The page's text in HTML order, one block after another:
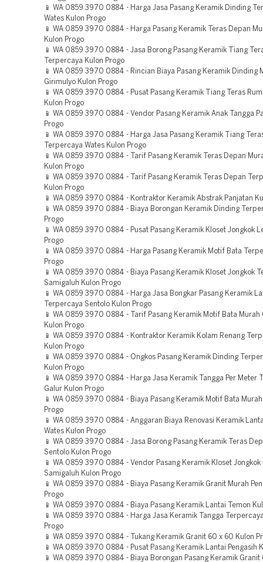
📱 WA 0859 3970 0884 - Harga Jasa Pasang Keramik Dinding
Wates Kulon Progo
📱 WA 0859 3970 0884 - Harga Pasang Keramik Teras Depan
Kulon Progo
📱 WA 0859 3970 0884 - Jasa Borong Pasang Keramik Tiang
Terpercaya Kulon Progo
📱 WA 0859 3970 0884 - Rincian Biaya Pasang Keramik Dinding
Girimulyo Kulon Progo
📱 WA 0859 3970 0884 - Pusat Pasang Keramik Tiang Teras
Kulon Progo
📱 WA 0859 3970 0884 - Vendor Pasang Keramik Anak Tangga
Progo
📱 WA 0859 3970 0884 - Harga Jasa Pasang Keramik Tiang
Terpercaya Wates Kulon Progo
📱 WA 0859 3970 0884 - Tarif Pasang Keramik Teras Depan
Kulon Progo
📱 WA 0859 3970 0884 - Tarif Pasang Keramik Teras Depan
Kulon Progo
📱 WA 0859 3970 0884 - Kontraktor Keramik Abstrak Panjatan
📱 WA 0859 3970 0884 - Biaya Borongan Keramik Dinding
Progo
📱 WA 0859 3970 0884 - Pusat Pasang Keramik Kloset Jongkok
Progo
📱 WA 0859 3970 0884 - Harga Pasang Keramik Motif Bata
Progo
📱 WA 0859 3970 0884 - Biaya Pasang Keramik Kloset Jongkok
Samigaluh Kulon Progo
📱 WA 0859 3970 0884 - Harga Jasa Bongkar Pasang Keramik
Terpercaya Sentolo Kulon Progo
📱 WA 0859 3970 0884 - Tarif Pasang Keramik Motif Bata Murah
Kulon Progo
📱 WA 0859 3970 0884 - Kontraktor Keramik Kolam Renang
Kulon Progo
📱 WA 0859 3970 0884 - Ongkos Pasang Keramik Dinding
Kulon Progo
📱 WA 0859 3970 0884 - Harga Jasa Keramik Tangga Per Meter
Galur Kulon Progo
📱 WA 0859 3970 0884 - Biaya Pasang Keramik Motif Bata Murah
Progo
📱 WA 0859 3970 0884 - Anggaran Biaya Renovasi Keramik
Wates Kulon Progo
📱 WA 0859 3970 0884 - Jasa Borong Pasang Keramik Teras
Sentolo Kulon Progo
📱 WA 0859 3970 0884 - Vendor Pasang Keramik Kloset Jongkok
Samigaluh Kulon Progo
📱 WA 0859 3970 0884 - Biaya Pasang Keramik Granit Murah
Progo
📱 WA 0859 3970 0884 - Biaya Pasang Keramik Lantai Temon
📱 WA 0859 3970 0884 - Harga Jasa Keramik Tangga
Progo
📱 WA 0859 3970 0884 - Tukang Keramik Granit 60 x 60 Kulon
📱 WA 0859 3970 0884 - Pusat Pasang Keramik Lantai Pengasih
📱 WA 0859 3970 0884 - Biaya Borongan Pasang Keramik Granit